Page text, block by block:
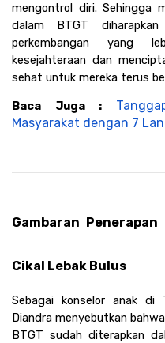
mengontrol diri. Sehingga
dalam BTGT
perkembangan yang
kesejahteraan dan
sehat untuk mereka terus
Baca Juga :
Masyarakat dengan 7
Gambaran
Cikal Lebak Bulus
Sebagai konselor anak di
Diandra menyebutkan
BTGT sudah diterapkan